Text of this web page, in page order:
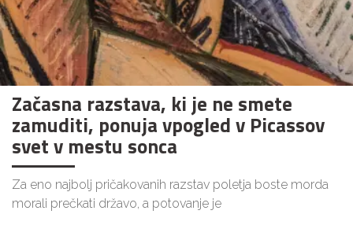
Začasna razstava, ki je ne smete
zamuditi, ponuja vpogled v Picassov
svet v mestu sonca
Za eno najbolj pričakovanih razstav poletja boste morda
morali prečkati državo, a potovanje je